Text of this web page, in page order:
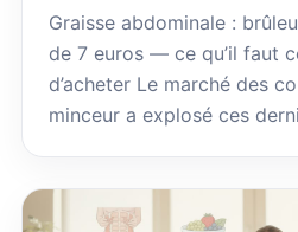
Graisse abdominale :
de 7 euros — ce qu’il faut
d’acheter Le marché des
minceur a explosé ces